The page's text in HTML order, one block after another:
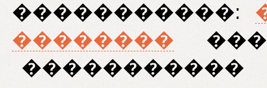
�����������:
��������
�����������